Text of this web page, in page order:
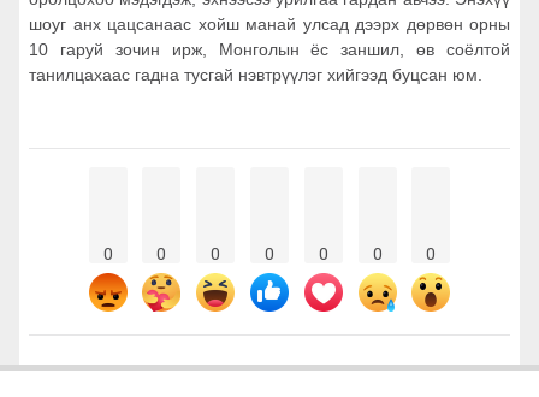
шоуг анх цацсанаас хойш манай улсад дээрх дөрвөн орны
10 гаруй зочин ирж, Монголын ёс заншил, өв соёлтой
танилцахаас гадна тусгай нэвтрүүлэг хийгээд буцсан юм.
0 0 0 0 0 0 0